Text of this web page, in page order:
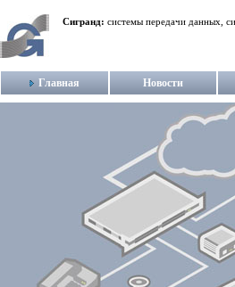
Сигранд: системы передачи данных,
Главная Новости